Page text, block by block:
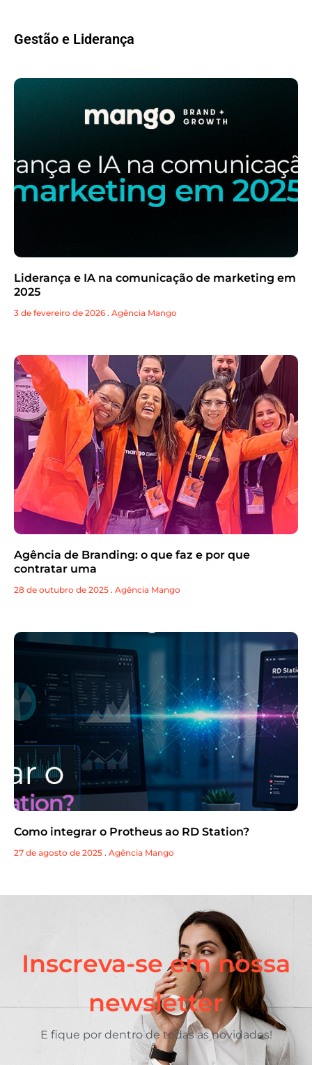
Gestão e Liderança
Liderança e IA na comunicação de marketing em
2025
3 de fevereiro de 2026 . Agência Mango
Agência de Branding: o que faz e por que
contratar uma
28 de outubro de 2025 . Agência Mango
Como integrar o Protheus ao RD Station?
27 de agosto de 2025 . Agência Mango
Inscreva-se em nossa
newsletter
E fique por dentro de todas as novidades!